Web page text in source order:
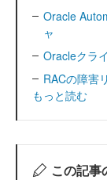
Oracle
ャ
Oracleクラ
RACの障害
もっと読む
この記事